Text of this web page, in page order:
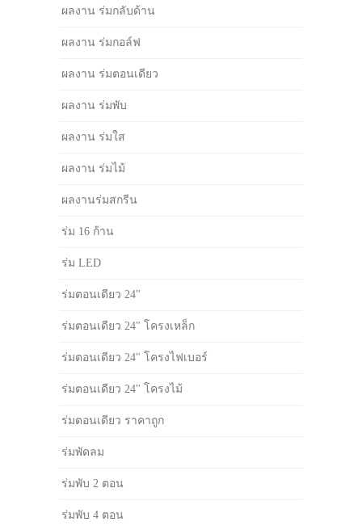
ผลงาน ร่มกลับด้าน
ผลงาน ร่มกอล์ฟ
ผลงาน ร่มตอนเดียว
ผลงาน ร่มพับ
ผลงาน ร่มใส
ผลงาน ร่มไม้
ผลงานร่มสกรีน
ร่ม 16 ก้าน
ร่ม LED
ร่มตอนเดียว 24"
ร่มตอนเดียว 24" โครงเหล็ก
ร่มตอนเดียว 24" โครงไฟเบอร์
ร่มตอนเดียว 24" โครงไม้
ร่มตอนเดียว ราคาถูก
ร่มพัดลม
ร่มพับ 2 ตอน
ร่มพับ 4 ตอน